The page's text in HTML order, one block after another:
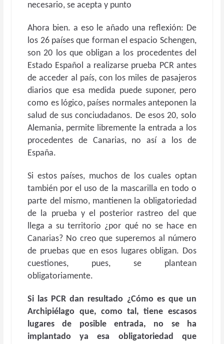
necesario, se acepta y punto
Ahora bien. a eso le añado una reflexión: De
los 26 países que forman el espacio Schengen,
son 20 los que obligan a los procedentes del
Estado Español a realizarse prueba PCR antes
de acceder al país, con los miles de pasajeros
diarios que esa medida puede suponer, pero
como es lógico, países normales anteponen la
salud de sus conciudadanos. De esos 20, solo
Alemania, permite libremente la entrada a los
procedentes de Canarias, no así a los de
España.
Si estos países, muchos de los cuales optan
también por el uso de la mascarilla en todo o
parte del mismo, mantienen la obligatoriedad
de la prueba y el posterior rastreo del que
llega a su territorio ¿por qué no se hace en
Canarias? No creo que superemos al número
de pruebas que en esos lugares obligan. Dos
cuestiones, pues, se plantean
obligatoriamente.
Si las PCR dan resultado ¿Cómo es que un
Archipiélago que, como tal, tiene escasos
lugares de posible entrada, no se ha
implantado ya esa obligatoriedad que